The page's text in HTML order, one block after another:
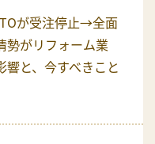
が受注停止→全面
勢がリフォーム業
響と、今すべきこと